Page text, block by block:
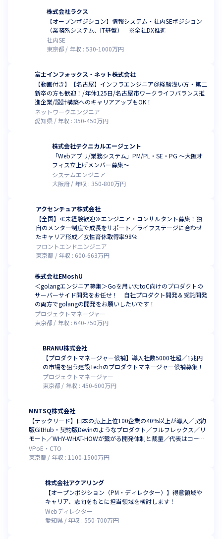
株式会社ラクス
【オープンポジション】情報システム・社内SEポジション
（業務系システム、IT基盤） ※全社DX推進
社内SE
東京都
年収 : 530-1000万円
富士インフォックス・ネット株式会社
【動画付き】【名古屋】インフラエンジニア＠経験浅い方・第二
新卒の方も歓迎！/年休125日/名古屋市ワークライフバランス推
進企業/設計構築へのキャリアアップもOK！
ネットワークエンジニア
愛知県
年収 : 350-450万円
株式会社テクニカルエージェント
「Webアプリ/業務システム」PM/PL・SE・PG ～大阪オ
フィス立上げメンバー募集～
システムエンジニア
大阪府
年収 : 350-800万円
アクセンチュア株式会社
【全国】≪未経験歓迎≫エンジニア・コンサルタント募集！独
自のメンター制度で成長をサポート／ライフステージに合わせ
たキャリア形成／女性育休取得率98％
フロントエンドエンジニア
東京都
年収 : 600-663万円
株式会社EMoshU
＜golangエンジニア募集＞Goを用いたtoC向けのプロダクトの
サーバーサイド開発をお任せ！ 自社プロダクト開発＆受託開発
の両方でgolangの開発をお願いしたいです！
プロジェクトマネージャー
東京都
年収 : 640-750万円
BRANU株式会社
【プロダクトマネージャー候補】導入社数5000社超／1兆円
の市場を狙う建設Techのプロダクトマネージャー候補募集！
プロジェクトマネージャー
東京都
年収 : 450-600万円
MNTSQ株式会社
【テックリード】日本の売上上位100企業の40%以上が導入／契約
版GitHub・契約版Devinのようなプロダクト／フルフレックス／リ
モート／WHY-WHAT-HOWが繋がる開発体制と裁量／代表はコード
も書く弁護士でエンジニアのリスペクトが強い社風
VPoE・CTO
東京都
年収 : 1100-1500万円
株式会社アクアリング
【オープンポジション（PM・ディレクター）】得意領域や
キャリア、志向をもとに担当領域を検討します！
Webディレクター
愛知県
年収 :550-700万円